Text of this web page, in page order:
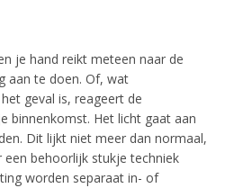
je hand reikt meteen naar de
aan te doen. Of, wat
geval is, reageert de
binnenkomst. Het licht gaat aan
Dit lijkt niet meer dan normaal,
behoorlijk stukje techniek
worden separaat in- of